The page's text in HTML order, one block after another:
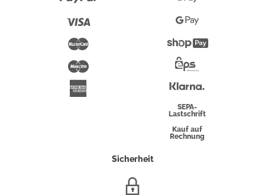
Maestro
Pay
Google
Pay
Überweisung
SEPA-
Lastschrift
Kauf auf
Rechnung
Sicherheit